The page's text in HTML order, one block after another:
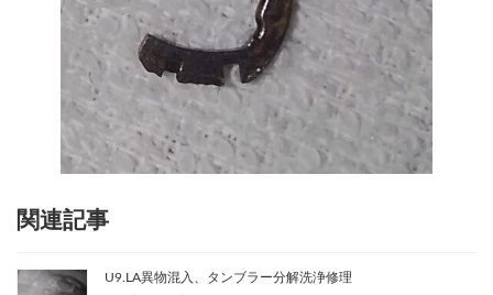
関連記事
U9.LA異物混入、タンブラー分解洗浄修理